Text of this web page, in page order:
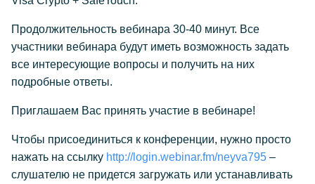
Продолжительность вебинара 30-40 минут. Все
участники вебинара будут иметь возможность задать
все интересующие вопросы и получить на них
подробные ответы.
Приглашаем Вас принять участие в вебинаре!
Чтобы присоединиться к конференции, нужно просто
нажать на ссылку http://login.webinar.fm/neyva795 –
слушателю не придется загружать или устанавливать